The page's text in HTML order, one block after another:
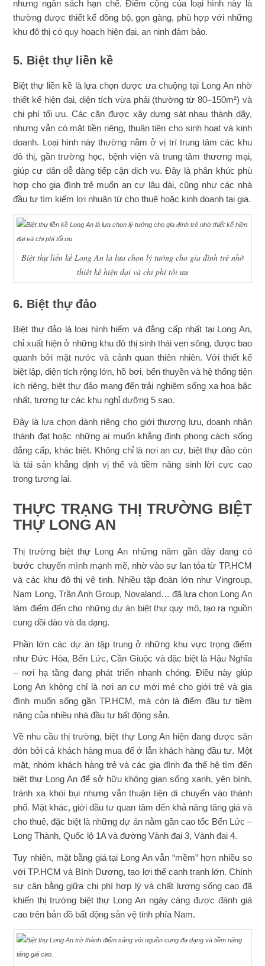
nhưng ngân sách hạn chế. Điểm cộng của loại hình này là
thường được thiết kế đồng bộ, gọn gàng, phù hợp với những
khu đô thị có quy hoạch hiện đại, an ninh đảm bảo.
5. Biệt thự liền kề
Biệt thự liền kề là lựa chọn được ưa chuộng tại Long An nhờ
thiết kế hiện đại, diện tích vừa phải (thường từ 80–150m²) và
chi phí tối ưu. Các căn được xây dựng sát nhau thành dãy,
nhưng vẫn có mặt tiền riêng, thuận tiện cho sinh hoạt và kinh
doanh. Loại hình này thường nằm ở vị trí trung tâm các khu
đô thị, gần trường học, bệnh viện và trung tâm thương mại,
giúp cư dân dễ dàng tiếp cận dịch vụ. Đây là phân khúc phù
hợp cho gia đình trẻ muốn an cư lâu dài, cũng như các nhà
đầu tư tìm kiếm lợi nhuận từ cho thuê hoặc kinh doanh tại gia.
Biệt thự liền kề Long An là lựa chọn lý tưởng cho gia đình trẻ nhờ
thiết kế hiện đại và chi phí tối ưu
6. Biệt thự đảo
Biệt thự đảo là loại hình hiếm và đẳng cấp nhất tại Long An,
chỉ xuất hiện ở những khu đô thị sinh thái ven sông, được bao
quanh bởi mặt nước và cảnh quan thiên nhiên. Với thiết kế
biệt lập, diện tích rộng lớn, hồ bơi, bến thuyền và hệ thống tiện
ích riêng, biệt thự đảo mang đến trải nghiệm sống xa hoa bậc
nhất, tương tự các khu nghỉ dưỡng 5 sao.
Đây là lựa chọn dành riêng cho giới thượng lưu, doanh nhân
thành đạt hoặc những ai muốn khẳng định phong cách sống
đẳng cấp, khác biệt. Không chỉ là nơi an cư, biệt thự đảo còn
là tài sản khẳng định vị thế và tiềm năng sinh lời cực cao
trong tương lai.
THỰC TRẠNG THỊ TRƯỜNG BIỆT
THỰ LONG AN
Thị trường biệt thự Long An những năm gần đây đang có
bước chuyển mình mạnh mẽ, nhờ vào sự lan tỏa từ TP.HCM
và các khu đô thị vệ tinh. Nhiều tập đoàn lớn như Vingroup,
Nam Long, Trần Anh Group, Novaland… đã lựa chọn Long An
làm điểm đến cho những dự án biệt thự quy mô, tạo ra nguồn
cung dồi dào và đa dạng.
Phần lớn các dự án tập trung ở những khu vực trọng điểm
như Đức Hòa, Bến Lức, Cần Giuộc và đặc biệt là Hậu Nghĩa
– nơi hạ tầng đang phát triển nhanh chóng. Điều này giúp
Long An không chỉ là nơi an cư mới mẻ cho giới trẻ và gia
đình muốn sống gần TP.HCM, mà còn là điểm đầu tư tiềm
năng của nhiều nhà đầu tư bất động sản.
Về nhu cầu thị trường, biệt thự Long An hiện đang được săn
đón bởi cả khách hàng mua để ở lẫn khách hàng đầu tư. Một
mặt, nhóm khách hàng trẻ và các gia đình đa thế hệ tìm đến
biệt thự Long An để sở hữu không gian sống xanh, yên bình,
tránh xa khói bụi nhưng vẫn thuận tiện di chuyển vào thành
phố. Mặt khác, giới đầu tư quan tâm đến khả năng tăng giá và
cho thuê, đặc biệt là những dự án nằm gần cao tốc Bến Lức –
Long Thành, Quốc lộ 1A và đường Vành đai 3, Vành đai 4.
Tuy nhiên, mặt bằng giá tại Long An vẫn “mềm” hơn nhiều so
với TP.HCM và Bình Dương, tạo lợi thế cạnh tranh lớn. Chính
sự cân bằng giữa chi phí hợp lý và chất lượng sống cao đã
khiến thị trường biệt thự Long An ngày càng được đánh giá
cao trên bản đồ bất động sản vệ tinh phía Nam.